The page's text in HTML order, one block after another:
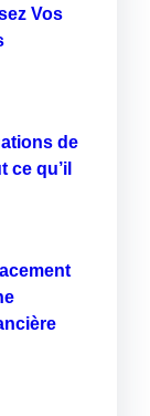
Vos
de
ce qu’il